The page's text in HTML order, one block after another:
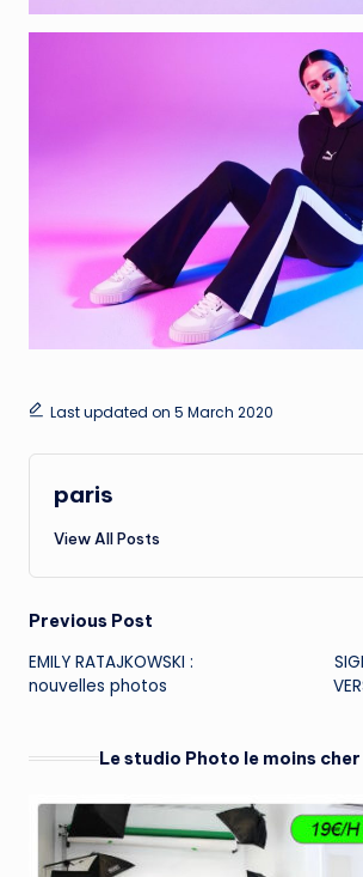
Last updated on 5 March 2020
paris
View All Posts
Post
navigation
Previous Post
EMILY RATAJKOWSKI :
nouvelles photos
Le studio Photo le moins